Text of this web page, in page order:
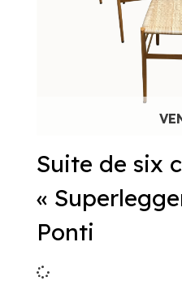
Suite de six
«
Ponti